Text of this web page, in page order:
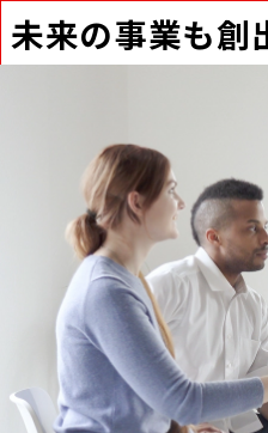
未来の事業も創